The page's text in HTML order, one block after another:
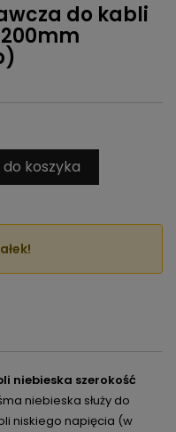
do kabli
do koszyka
niebieska szerokość
niebieska służy do
niskiego napięcia (w